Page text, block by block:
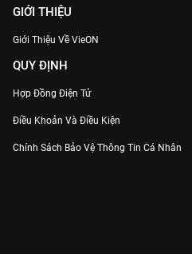
GIỚI THIỆU
Giới Thiệu Về VieON
QUY ĐỊNH
Hợp Đồng Điện Tử
Điều Khoản Và Điều Kiện
Chính Sách Bảo Vệ Thông Tin Cá Nhân